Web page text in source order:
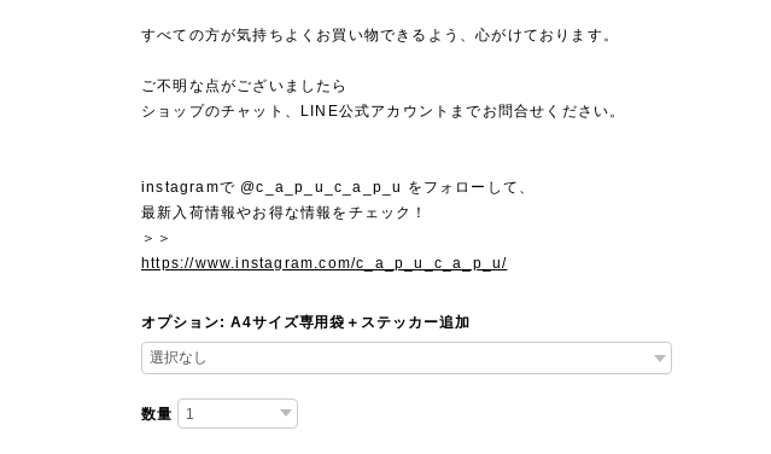
すべての方が気持ちよくお買い物できるよう、心がけております。
ご不明な点がございましたら
ショップのチャット、LINE公式アカウントまでお問合せください。
instagramで @c_a_p_u_c_a_p_u をフォローして、
最新入荷情報やお得な情報をチェック！
＞＞
https://www.instagram.com/c_a_p_u_c_a_p_u/
オプション: A4サイズ専用袋＋ステッカー追加
数量